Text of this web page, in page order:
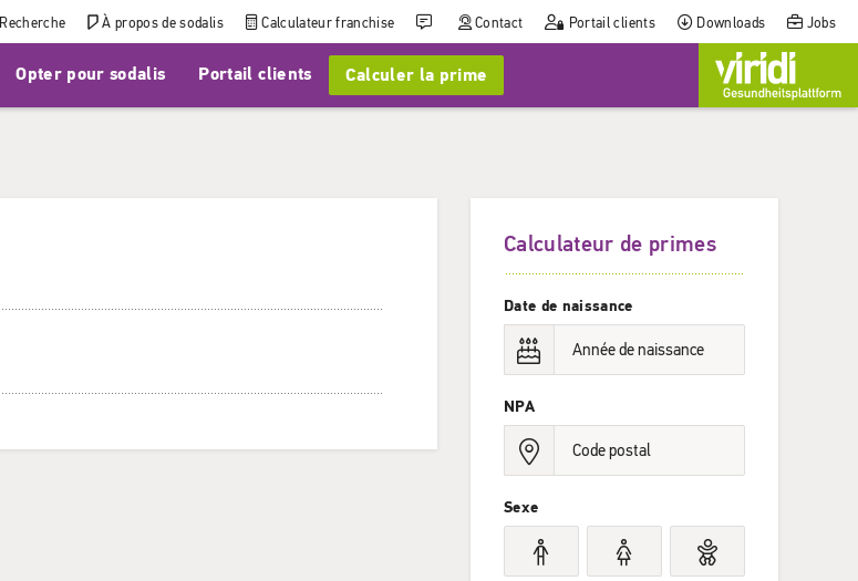
Recherche À propos de sodalis Calculateur franchise Contact Portail clients Downloads Jobs
Opter pour sodalis Portail clients Calculer la prime
Calculateur de primes
Date de naissance
NPA
Sexe